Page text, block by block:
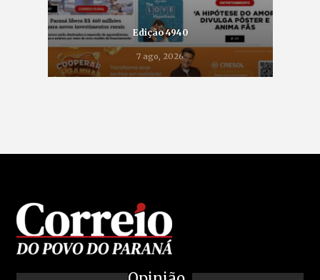
Edição 4940
7 ago, 2026